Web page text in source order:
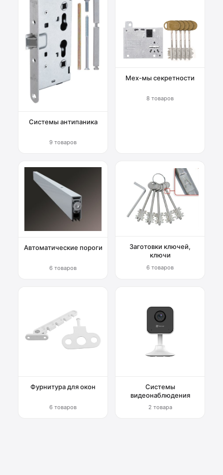
Системы антипаника
9 товаров
Мех-мы секретности
8 товаров
Автоматические пороги
6 товаров
Заготовки ключей,
ключи
6 товаров
Фурнитура для окон
6 товаров
Системы
видеонаблюдения
2 товара